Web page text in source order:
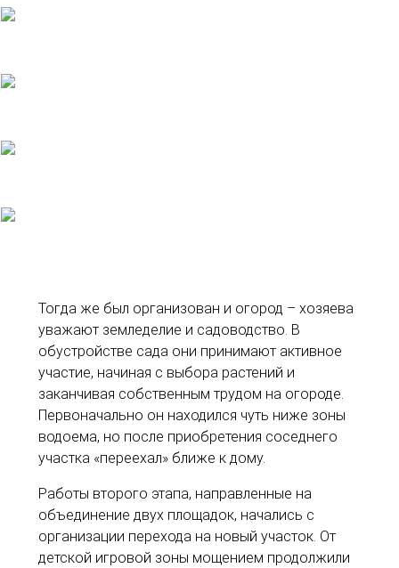
Тогда же был организован и огород – хозяева
уважают земледелие и садоводство. В
обустройстве сада они принимают активное
участие, начиная с выбора растений и
заканчивая собственным трудом на огороде.
Первоначально он находился чуть ниже зоны
водоема, но после приобретения соседнего
участка «переехал» ближе к дому.
Работы второго этапа, направленные на
объединение двух площадок, начались с
организации перехода на новый участок. От
детской игровой зоны мощением продолжили